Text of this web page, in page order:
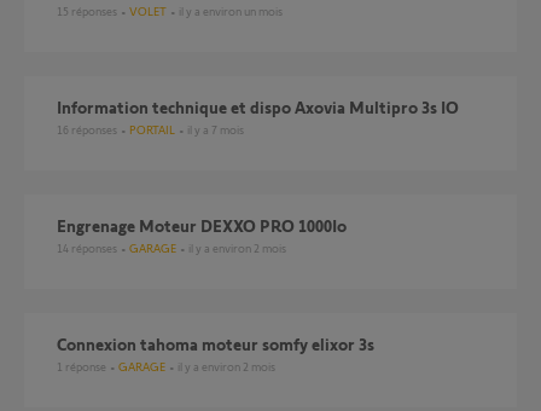
15 réponses VOLET il y a environ un mois
Information technique et dispo Axovia Multipro 3s IO
16 réponses PORTAIL il y a 7 mois
Engrenage Moteur DEXXO PRO 1000Io
14 réponses GARAGE il y a environ 2 mois
Connexion tahoma moteur somfy elixor 3s
1 réponse GARAGE il y a environ 2 mois